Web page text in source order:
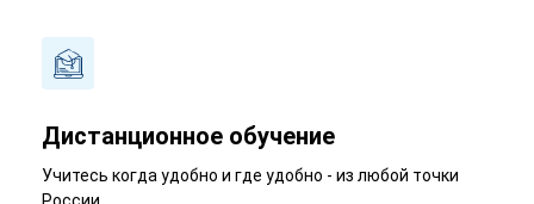
Дистанционное обучение
Учитесь когда удобно и где удобно - из любой точки